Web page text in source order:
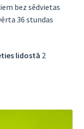
bez sēdvietas
36 stundas
lidostā 2